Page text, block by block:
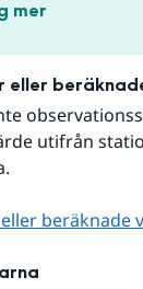
mer
eller
utifrån
beräknade